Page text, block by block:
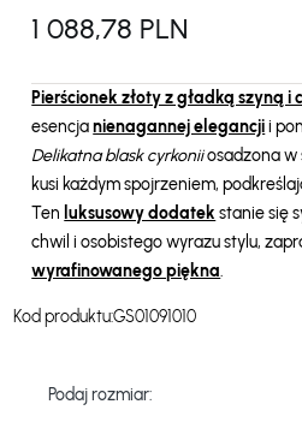
1 088,78 PLN
Pierścionek złoty z gładką szyną i
esencjanienagannej elegancjii
Delikatna blask cyrkoniiosadzona w
kusi każdym spojrzeniem,
Ten luksusowy dodatek stanie się
chwil i osobistego wyrazu stylu,
wyrafinowanego piękna.
Kod produktu:GS01091010
Podaj rozmiar: